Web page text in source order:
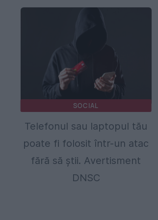
SOCIAL
Telefonul sau laptopul tău
poate fi folosit într-un atac
fără să știi. Avertisment
DNSC